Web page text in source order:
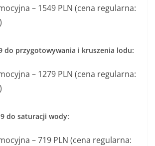
– 1549 PLN (cena regularna:
do przygotowywania i kruszenia lodu:
– 1279 PLN (cena regularna:
do saturacji wody:
– 719 PLN (cena regularna: